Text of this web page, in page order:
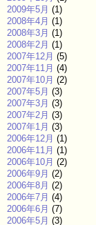
2009年5月 (1)
2008年4月 (1)
2008年3月 (1)
2008年2月 (1)
2007年12月 (5)
2007年11月 (4)
2007年10月 (2)
2007年5月 (3)
2007年3月 (3)
2007年2月 (3)
2007年1月 (3)
2006年12月 (1)
2006年11月 (1)
2006年10月 (2)
2006年9月 (2)
2006年8月 (2)
2006年7月 (4)
2006年6月 (7)
2006年5月 (3)